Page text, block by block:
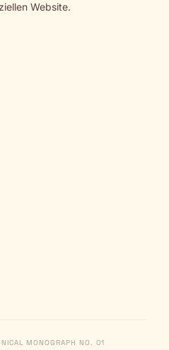
Website.
MONOGRAPH NO. 01